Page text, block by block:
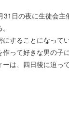
日の夜に生徒会
することになって
って好きな男の子
ーは、四日後に迫